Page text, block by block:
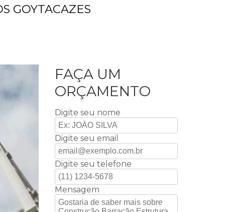
GOYTACAZES
FAÇA UM
ORÇAMENTO
Digite seu nome
Digite seu email
Digite seu telefone
Mensagem